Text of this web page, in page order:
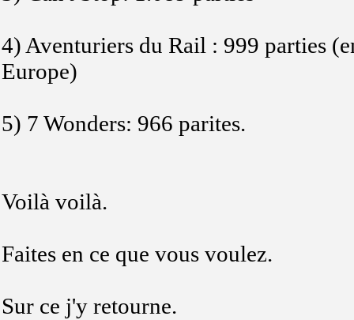
4) Aventuriers du Rail : 999 parties
Europe)
5) 7 Wonders: 966 parites.
Voilà voilà.
Faites en ce que vous voulez.
Sur ce j'y retourne.